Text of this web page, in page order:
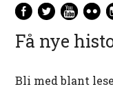
Få nye
Bli med blant